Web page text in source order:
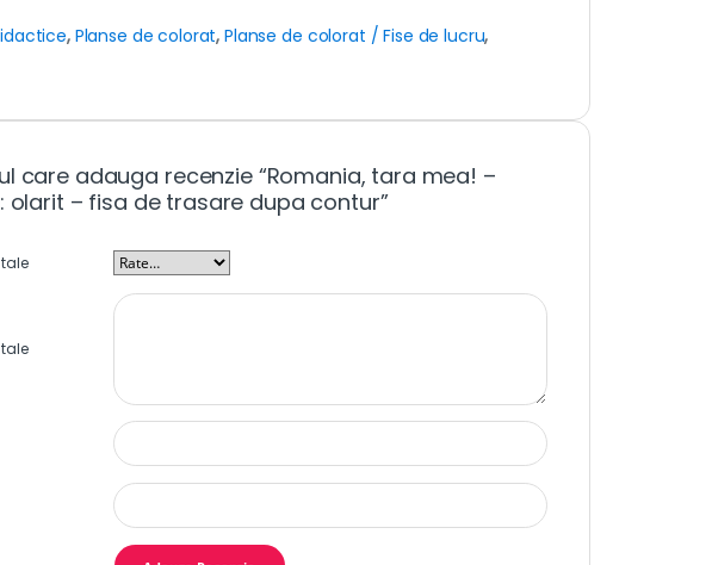
, Planse de colorat,Planse de colorat / Fise de lucru,
care adauga recenzie “Romania, tara mea! –
olarit – fisa de trasare dupa contur”
tale
tale